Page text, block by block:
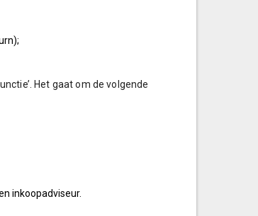
Het gaat om de volgende
inkoopadviseur.